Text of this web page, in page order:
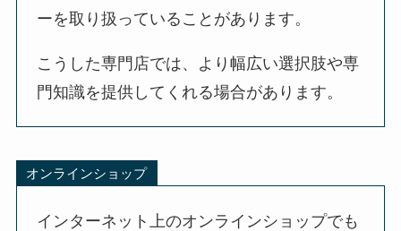
ーを取り扱っていることがあります。
こうした専門店では、より幅広い選択肢や専
門知識を提供してくれる場合があります。
オンラインショップ
インターネット上のオンラインショップでも